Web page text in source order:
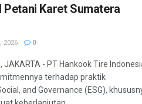
Karet Sumatera
2026 0
JAKARTA - PT Hankook Tire
terhadap praktik
and Governance (ESG),